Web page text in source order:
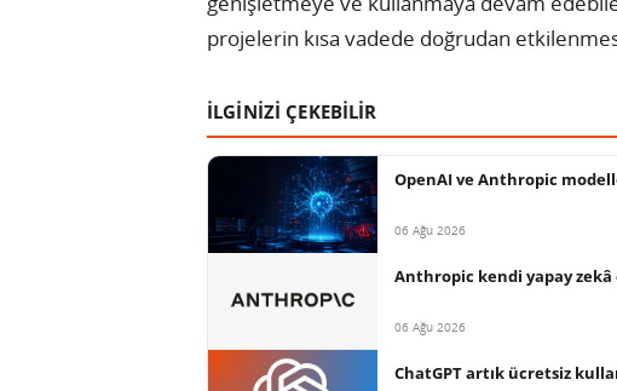
projelerin kısa vadede doğrudan
İLGİNİZİ ÇEKEBİLİR
OpenAI ve Anthropic
06 Ağu 2026
Anthropic kendi yapay
06 Ağu 2026
ChatGPT artık ücretsiz